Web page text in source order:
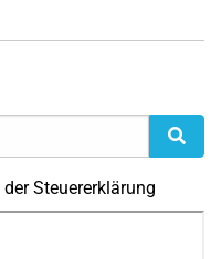
Steuererklärung